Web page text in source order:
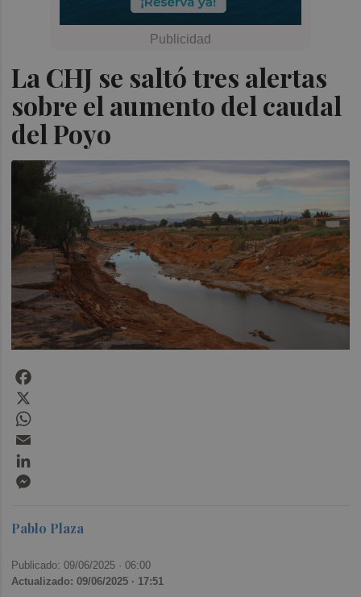
La CHJ se saltó tres alertas
sobre el aumento del caudal
del Poyo
Pablo Plaza
Publicado: 09/06/2025 ·06:00
Actualizado: 09/06/2025 · 17:51